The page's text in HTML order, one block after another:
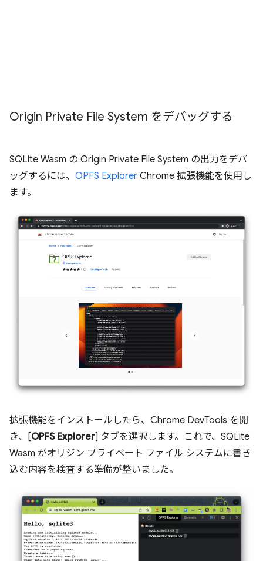
Origin Private File System をデバッグする
SQLite Wasm の Origin Private File System の出力をデバ
ッグするには、 OPFS Explorer Chrome 拡張機能を使用し
ます。
拡張機能をインストールしたら、Chrome DevTools を開
き、[OPFS Explorer] タブを選択します。これで、SQLite
Wasm がオリジン プライベート ファイル システムに書き
込む内容を検査する準備が整いました。